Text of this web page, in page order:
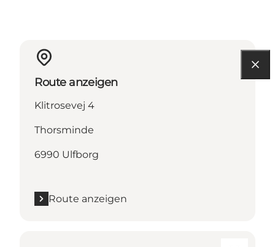
Route anzeigen
Klitrosevej 4
Thorsminde
6990 Ulfborg
Route anzeigen